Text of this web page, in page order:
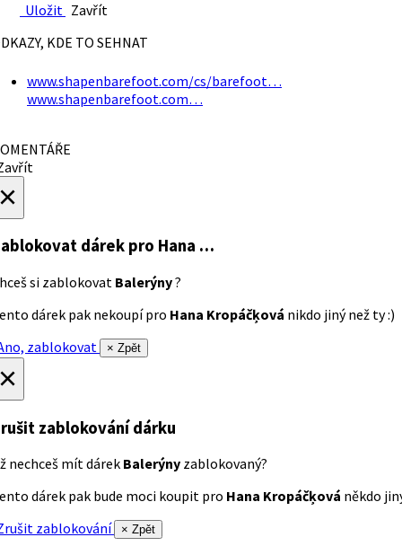
Uložit Zavřít
KDE TO SEHNAT
www.shapenbarefoot.com/cs/barefoot…
www.shapenbarefoot.com…
dárek pro Hana …
si zablokovat Balerýny?
dárek pak nekoupí pro Hana Kropáčķová nikdo jiný než ty :)
zablokovat
× Zpět
zablokování dárku
nechceš mít dárek Balerýny zablokovaný?
dárek pak bude moci koupit pro Hana Kropáčķová někdo
zablokování
× Zpět